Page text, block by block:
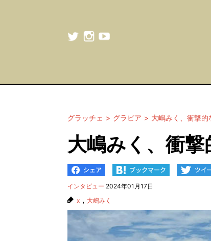
グラッチェ グラビア 大嶋みく、衝撃的
大嶋みく、衝
インタビュー 2024年01月17日
x , 大嶋みく